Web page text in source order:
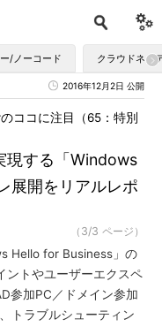
/ノーコード クラウドネイ
2016年12月2日 公開
現する「Windows
展開をリアルレポ
ココに注目（65：特別
（3/3 ページ）
Hello for Business」の
ントやユーザーエクスペ
参加PC／ドメイン参加
トラブルシューティン